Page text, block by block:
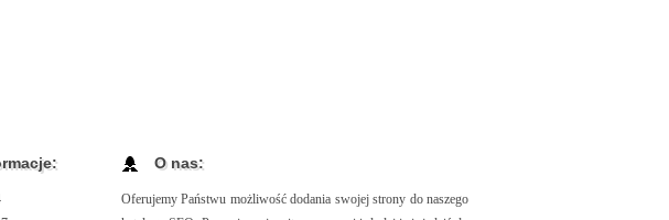
O nas:
Oferujemy Państwu możliwość dodania swojej strony do naszego